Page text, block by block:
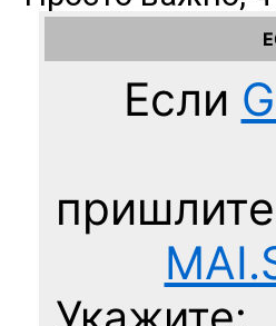
Если